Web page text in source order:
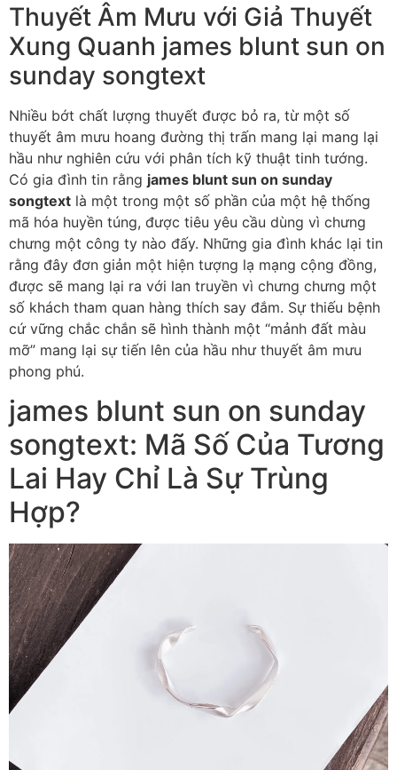
Thuyết Âm Mưu với Giả Thuyết
Xung Quanh james blunt sun on
sunday songtext
Nhiều bớt chất lượng thuyết được bỏ ra, từ một số
thuyết âm mưu hoang đường thị trấn mang lại mang lại
hầu như nghiên cứu với phân tích kỹ thuật tinh tướng.
Có gia đình tin rằng james blunt sun on sunday
songtext là một trong một số phần của một hệ thống
mã hóa huyền túng, được tiêu yêu cầu dùng vì chưng
chưng một công ty nào đấy. Những gia đình khác lại tin
rằng đây đơn giản một hiện tượng lạ mạng cộng đồng,
được sẽ mang lại ra với lan truyền vì chưng chưng một
số khách tham quan hàng thích say đắm. Sự thiếu bệnh
cứ vững chắc chắn sẽ hình thành một “mảnh đất màu
mỡ” mang lại sự tiến lên của hầu như thuyết âm mưu
phong phú.
james blunt sun on sunday
songtext: Mã Số Của Tương
Lai Hay Chỉ Là Sự Trùng
Hợp?